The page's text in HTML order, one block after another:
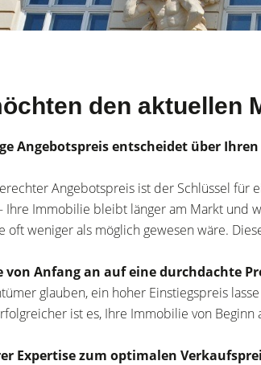
den aktuellen
Angebotspreis entscheidet über
Angebotspreis ist der Schlüssel für
Ihre Immobilie bleibt länger am Markt und
oft weniger als möglich gewesen wäre.
von Anfang an auf eine durchdachte
glauben, ein hoher Einstiegspreis
ist es, Ihre Immobilie von
Expertise zum optimalen